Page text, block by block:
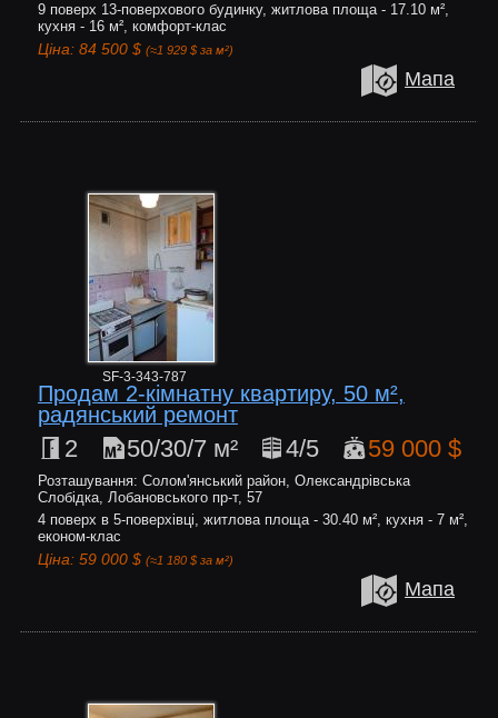
9 поверх 13-поверхового будинку, житлова площа - 17.10 м²,
кухня - 16 м², комфорт-клас
Ціна: 84 500 $ (≈1 929 $ за м²)
Мапа
SF-3-343-787
Продам 2-кімнатну квартиру, 50 м²,
радянський ремонт
2 50/30/7 м² 4/5 59 000 $
Розташування: Солом'янський район, Олександрівська
Слобідка, Лобановського пр-т, 57
4 поверх в 5-поверхівці, житлова площа - 30.40 м², кухня - 7 м²,
економ-клас
Ціна: 59 000 $ (≈1 180 $ за м²)
Мапа